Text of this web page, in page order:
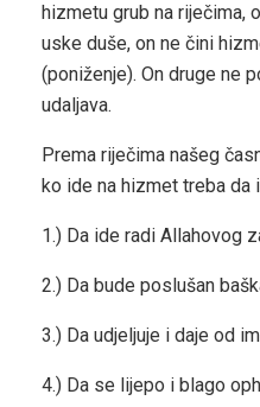
hizmetu grub na riječima,
uske duše, on ne čini
(poniženje). On druge ne
udaljava.
Prema riječima našeg
ko ide na hizmet treba da
1.) Da ide radi Allahovog
2.) Da bude poslušan
3.) Da udjeljuje i daje od
4.) Da se lijepo i blago